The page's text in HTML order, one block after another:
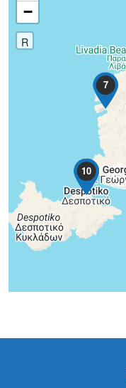
4
7
10
−
R